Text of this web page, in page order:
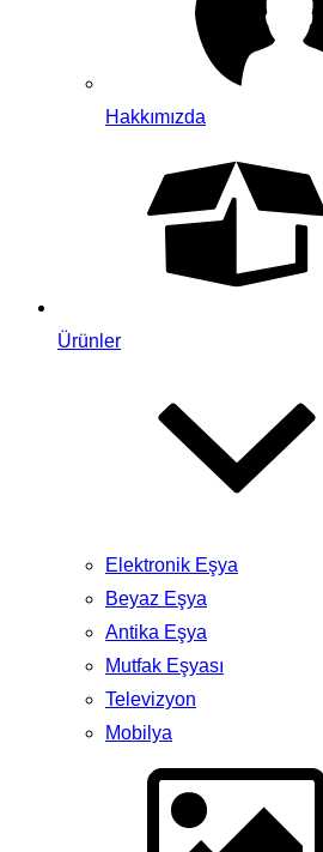
Hakkımızda
Ürünler
Elektronik Eşya
Beyaz Eşya
Antika Eşya
Mutfak Eşyası
Televizyon
Mobilya